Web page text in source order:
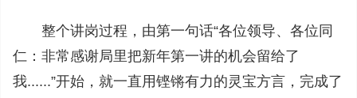
整个讲岗过程，由第一句话“各位领导、各位同
仁：非常感谢局里把新年第一讲的机会留给了
我......”开始，就一直用铿锵有力的灵宝方言，完成了